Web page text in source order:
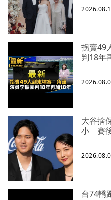
拐賣49
判18年
大谷捨
小 賽
台74轎